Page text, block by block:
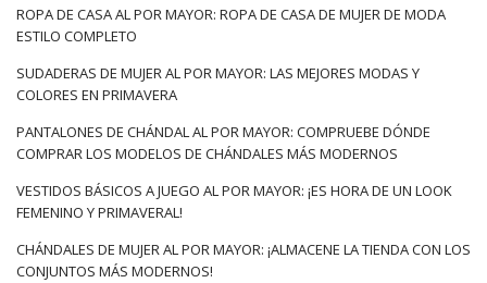
ROPA DE CASA AL POR MAYOR: ROPA DE CASA DE MUJER DE MODA
ESTILO COMPLETO
SUDADERAS DE MUJER AL POR MAYOR: LAS MEJORES MODAS Y
COLORES EN PRIMAVERA
PANTALONES DE CHÁNDAL AL POR MAYOR: COMPRUEBE DÓNDE
COMPRAR LOS MODELOS DE CHÁNDALES MÁS MODERNOS
VESTIDOS BÁSICOS A JUEGO AL POR MAYOR: ¡ES HORA DE UN LOOK
FEMENINO Y PRIMAVERAL!
CHÁNDALES DE MUJER AL POR MAYOR: ¡ALMACENE LA TIENDA CON LOS
CONJUNTOS MÁS MODERNOS!